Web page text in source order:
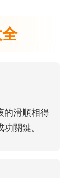
的滑順相得
關鍵。